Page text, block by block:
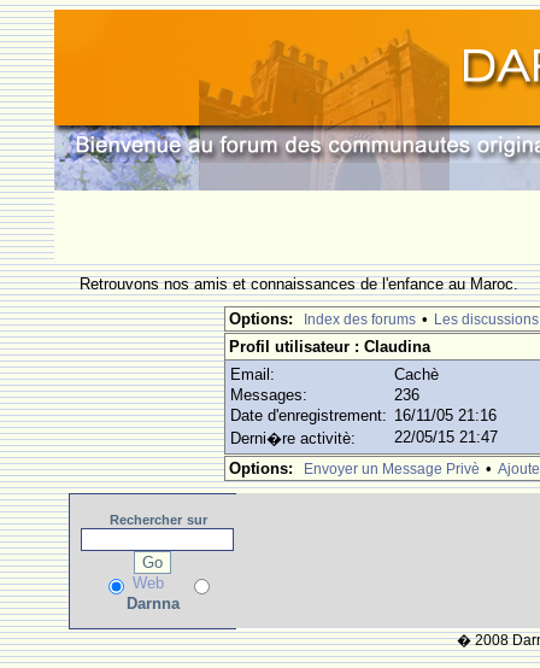
Retrouvons nos amis et connaissances de l'enfance au Maroc.
Options:
Index des forums • Les discussions
Profil utilisateur : Claudina
Email:
Cachè
Messages:
236
Date d'enregistrement: 16/11/05 21:16
Derni�re activitè:
22/05/15 21:47
Options:
Envoyer un Message Privè •
Rechercher sur
Web
Darnna
� 2008